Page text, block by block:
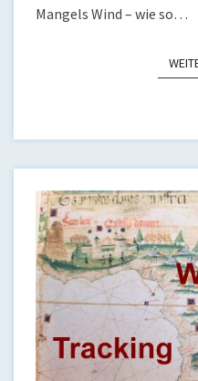
Mangels Wind – wie so…